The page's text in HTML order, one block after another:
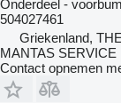
Onderdeel -
504027461
Griekenland,
MANTAS SERVICE
Contact opnemen